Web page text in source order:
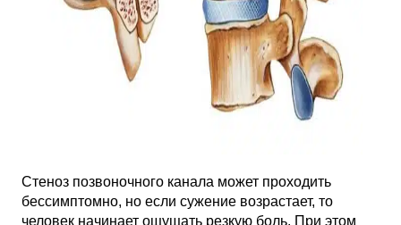
Стеноз позвоночного канала может проходить
бессимптомно, но если сужение возрастает, то
человек начинает ощущать резкую боль. При этом